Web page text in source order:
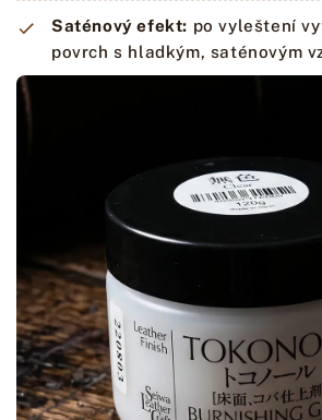
Saténový efekt: po vyleštení
povrch s hladkým, saténovým